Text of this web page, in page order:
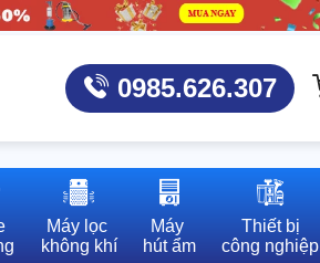
0985.626.307
Máy lọc
không khí
Máy
hút ẩm
Thiết bị
công nghiệp